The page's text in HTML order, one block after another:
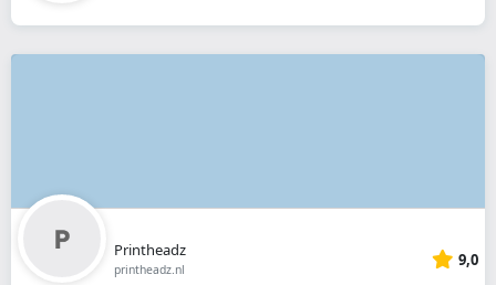
Printheadz
printheadz.nl 9,0